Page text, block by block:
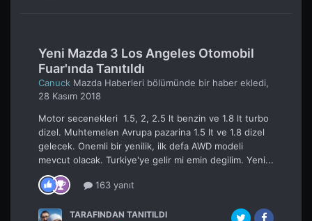
Yeni Mazda 3 Los Angeles Otomobil
Fuar'ında Tanıtıldı
Canuck Mazda Haberleri bölümünde bir haber ekledi,
28 Kasım 2018
Motor secenekleri 1.5, 2, 2.5 lt benzin ve 1.8 lt turbo
dizel. Muhtemelen Avrupa pazarina 1.5 lt ve 1.8 dizel
gelecek. Onemli bir yenilik, ilk defa AWD modeli
mevcut olacak. Turkiye'ye gelir mi emin degilim. Yeni...
163 yanıt
TARAFINDAN TANITILDI